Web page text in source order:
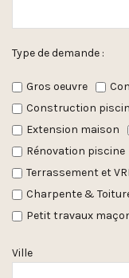
Type de demande :
Gros oeuvre
Construction
Extension maison
Rénovation piscine
Terrassement et
Charpente &
Petit travaux
Ville